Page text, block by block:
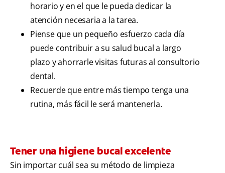
horario y en el que le pueda dedicar la
atención necesaria a la tarea.
Piense que un pequeño esfuerzo cada día
puede contribuir a su salud bucal a largo
plazo y ahorrarle visitas futuras al consultorio
dental.
Recuerde que entre más tiempo tenga una
rutina, más fácil le será mantenerla.
Tener una higiene bucal excelente
Sin importar cuál sea su método de limpieza